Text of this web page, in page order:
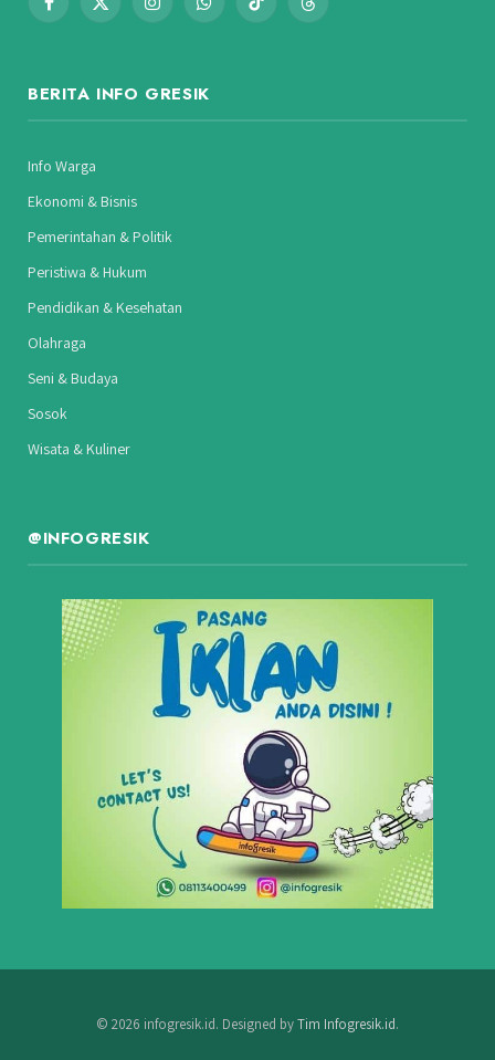
Facebook
X
InstagramWhatsAppTikTok Threads
BERITA INFO GRESIK
Info Warga
Ekonomi & Bisnis
Pemerintahan & Politik
Peristiwa & Hukum
Pendidikan & Kesehatan
Olahraga
Seni & Budaya
Sosok
Wisata & Kuliner
@INFOGRESIK
© 2026 infogresik.id. Designed byTim Infogresik.id.